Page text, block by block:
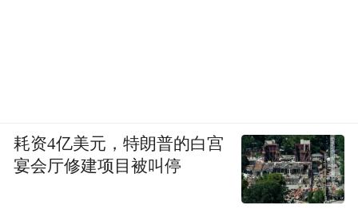
耗资4亿美元，特朗普的白宫
宴会厅修建项目被叫停